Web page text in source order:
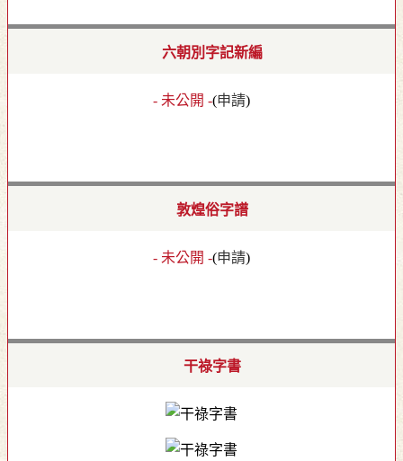
六朝別字記新編
- 未公開 -(申請)
敦煌俗字譜
- 未公開 -(申請)
干祿字書